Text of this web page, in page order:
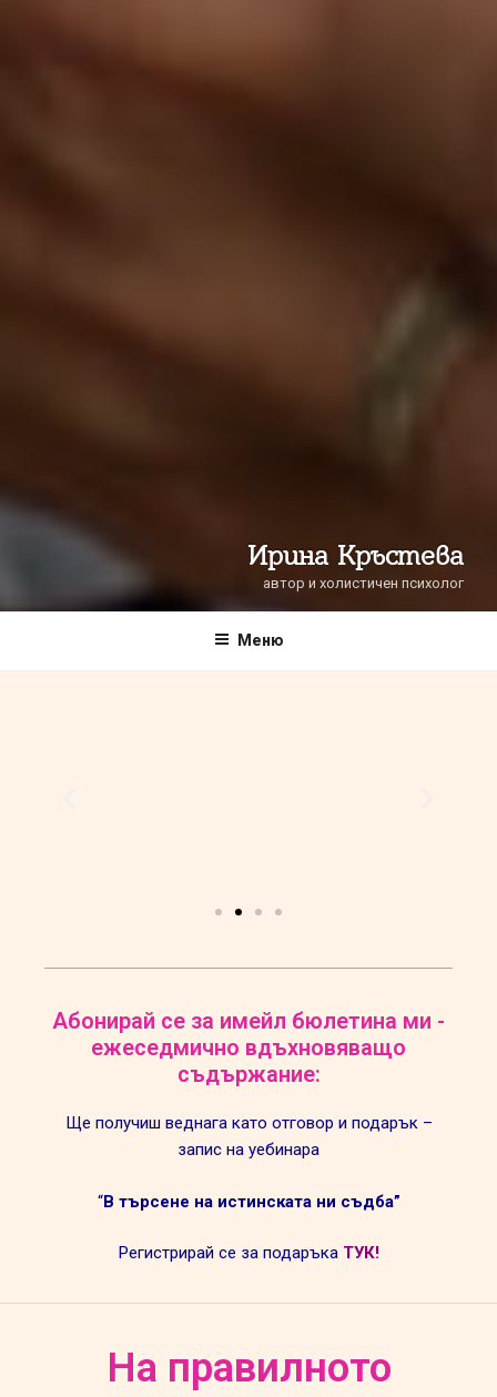
Ирина Кръстева
автор и холистичен психолог
Меню
Абонирай се за имейл бюлетина ми -
ежеседмично вдъхновяващо
съдържание:
Ще получиш веднага като отговор и подарък –
запис на уебинара
“В търсене на истинската ни съдба”
Регистрирай се за подаръка ТУК!
На правилното